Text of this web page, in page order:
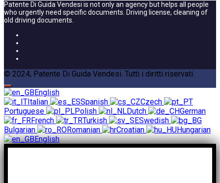
Patente Di Guida Vendesi is not only an agency but helps all people
who urgently need specific documents. Driving license, cleaning of
old driving documents.
© 2024, Patente Di Guida Vendesi. Tutti i diritti riservati.
English
Italian
Spanish
Czech
Portuguese
Polish Dutch
German
French
Turkish
Swedish
Bulgarian
Romanian Croatian
Hungarian
English